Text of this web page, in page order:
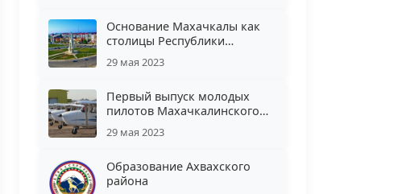
Основание Махачкалы как
столицы Республики
Дагестан
29 мая 2023
Первый выпуск молодых
пилотов Махачкалинского
аэроклуба ДОСААФ
29 мая 2023
Образование Ахвахского
района